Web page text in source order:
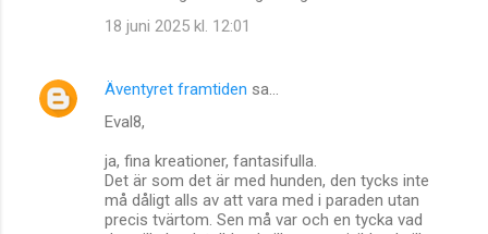
18 juni 2025 kl. 12:01
Äventyret framtiden sa…
Eval8,
ja, fina kreationer, fantasifulla.
Det är som det är med hunden, den tycks inte
må dåligt alls av att vara med i paraden utan
precis tvärtom. Sen må var och en tycka vad